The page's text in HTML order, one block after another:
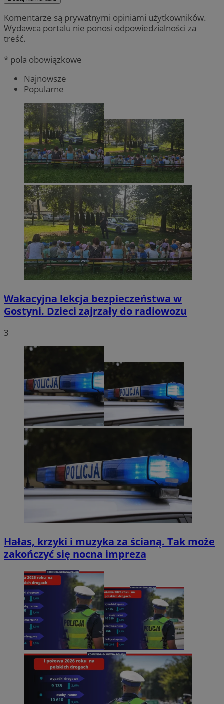
Komentarze są prywatnymi opiniami użytkowników.
Wydawca portalu nie ponosi odpowiedzialności za
treść.
* pola obowiązkowe
Najnowsze
Popularne
Wakacyjna lekcja bezpieczeństwa w
Gostyni. Dzieci zajrzały do radiowozu
3
Hałas, krzyki i muzyka za ścianą. Tak może
zakończyć się nocna impreza